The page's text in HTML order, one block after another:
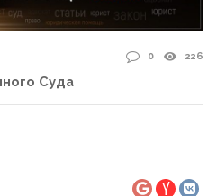
Суда
0 226